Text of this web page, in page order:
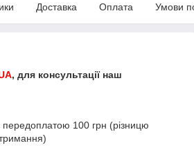
Доставка Оплата Умови
, для консультації наш
100 грн (різницю